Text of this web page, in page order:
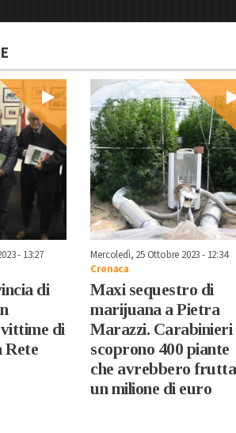
- 13:27
di
di
Rete
Mercoledì, 25 Ottobre 2023 - 12:34
Cronaca
Maxi sequestro di
marijuana a Pietra
Marazzi. Carabinieri
scoprono 400 piante
che avrebbero
un milione di euro